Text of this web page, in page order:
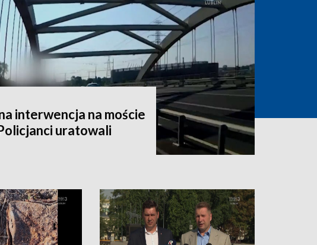
interwencja na moście
uratowali